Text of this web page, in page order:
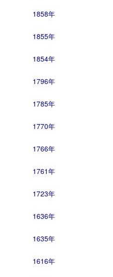
1858年
1855年
1854年
1796年
1785年
1770年
1766年
1761年
1723年
1636年
1635年
1616年